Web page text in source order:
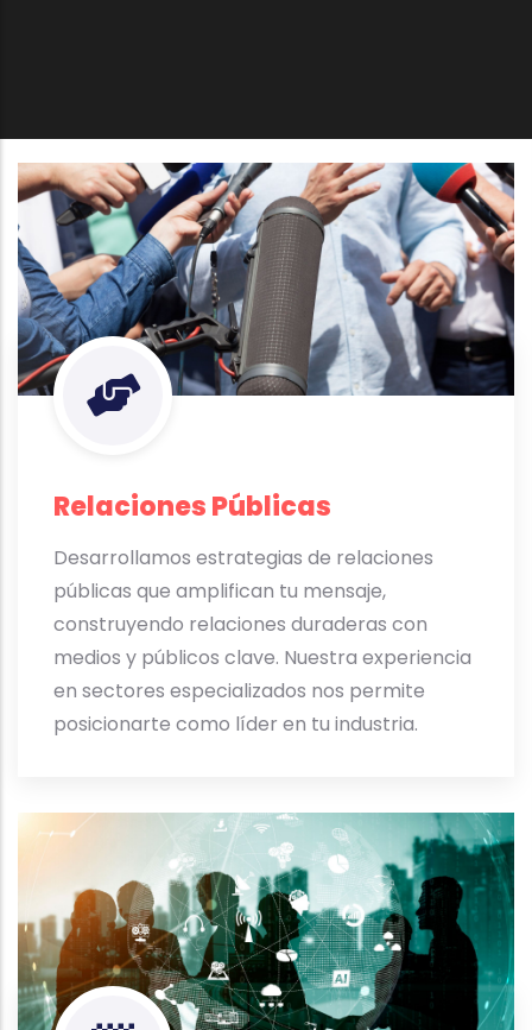
Relaciones Públicas
Desarrollamos estrategias de relaciones
públicas que amplifican tu mensaje,
construyendo relaciones duraderas con
medios y públicos clave. Nuestra experiencia
en sectores especializados nos permite
posicionarte como líder en tu industria.